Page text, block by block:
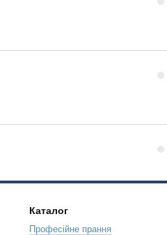
Каталог
Професійне прання